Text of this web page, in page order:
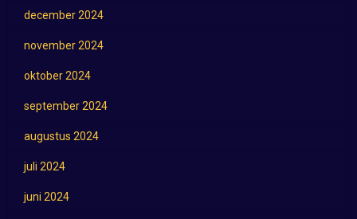
december 2024
november 2024
oktober 2024
september 2024
augustus 2024
juli 2024
juni 2024